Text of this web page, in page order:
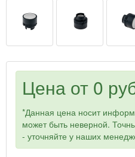
Цена от 0
*Данная цена носит
может быть неверной.
- уточняйте у наших